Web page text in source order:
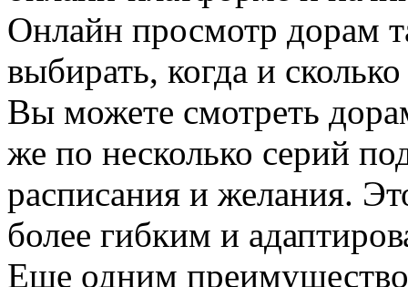
Онлайн просмотр дорам
выбирать, когда и
Вы можете смотреть
же по несколько серий
расписания и желания.
более гибким и
Еще одним